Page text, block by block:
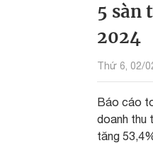
5 sàn
2024
Thứ 6, 02/
Báo cáo
doanh thu
tăng